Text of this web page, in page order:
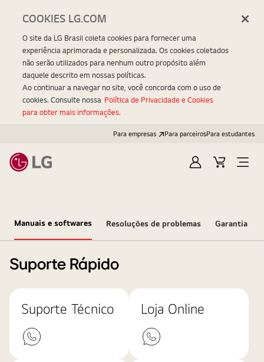
Para empresas Para parceirosPara estudantes
EntrarCarrinhoOpen
Manuais e softwares Resoluções de problemas Garantia
Suporte Rápido
Suporte Técnico Loja Online
COOKIES LG.COM
O site da LG Brasil coleta cookies para fornecer uma
experiência aprimorada e personalizada. Os cookies coletados
não serão utilizados para nenhum outro propósito além
daquele descrito em nossas políticas.
Ao continuar a navegar no site, você concorda com o uso de
cookies. Consulte nossa Política de Privacidade e Cookies
para obter mais informações.